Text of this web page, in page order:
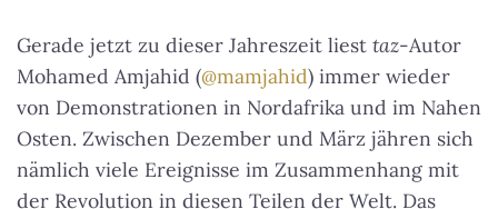
Gerade jetzt zu dieser Jahreszeit liest taz-Autor
Mohamed Amjahid (@mamjahid) immer wieder
von Demonstrationen in Nordafrika und im Nahen
Osten. Zwischen Dezember und März jähren sich
nämlich viele Ereignisse im Zusammenhang mit
der Revolution in diesen Teilen der Welt. Das